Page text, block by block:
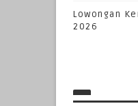
Lowongan
2026